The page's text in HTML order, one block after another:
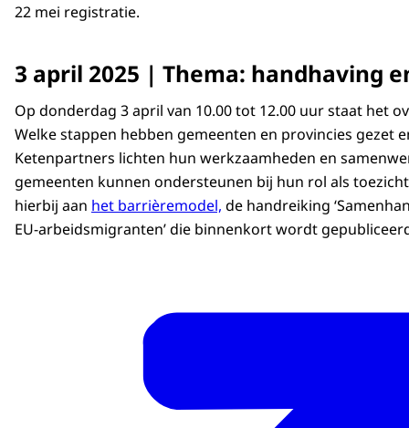
22 mei registratie.
3 april 2025 | Thema: handhaving
Op donderdag 3 april van 10.00 tot 12.00 uur staat het
Welke stappen hebben gemeenten en provincies gezet
Ketenpartners lichten hun werkzaamheden en
gemeenten kunnen ondersteunen bij hun rol als
hierbij aan het barrièremodel, de handreiking
EU-arbeidsmigranten’ die binnenkort wordt